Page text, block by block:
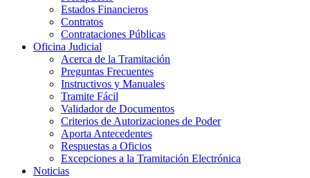
Estados Financieros
Contratos
Contrataciones Públicas
Oficina Judicial
Acerca de la Tramitación
Preguntas Frecuentes
Instructivos y Manuales
Tramite Fácil
Validador de Documentos
Criterios de Autorizaciones de Poder
Aporta Antecedentes
Respuestas a Oficios
Excepciones a la Tramitación Electrónica
Noticias